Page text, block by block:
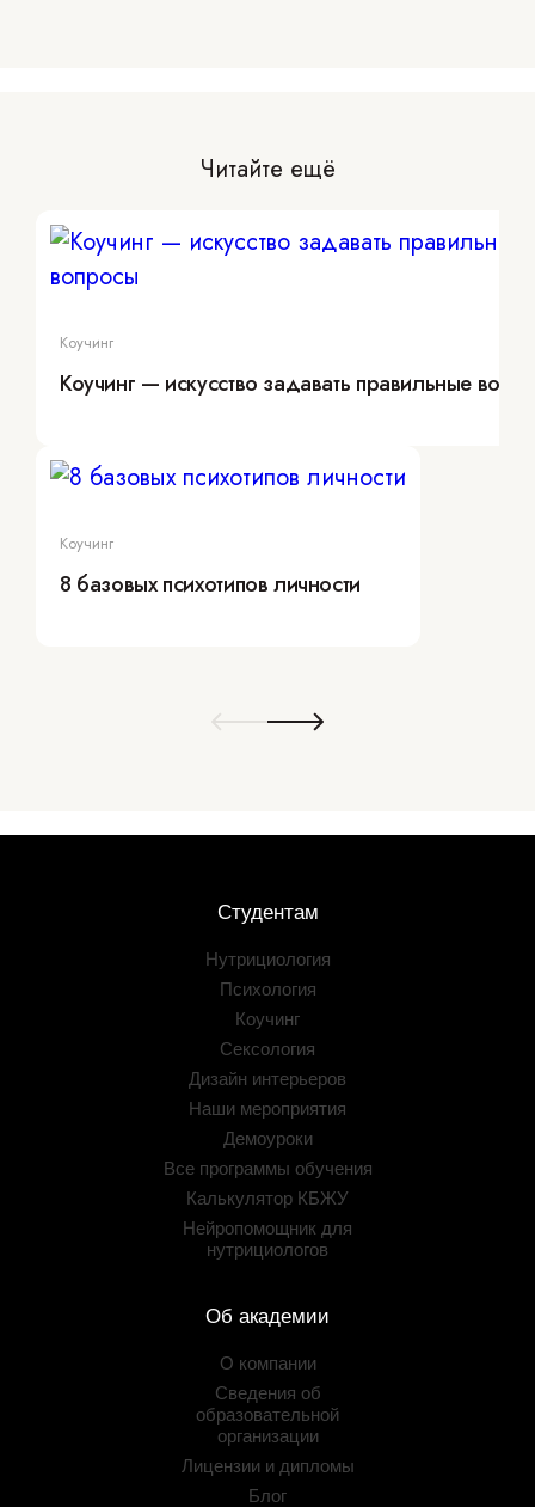
Читайте ещё
Коучинг
Коучинг — искусство задавать правильные
Коучинг
8 базовых психотипов личности
Студентам
Нутрициология
Психология
Коучинг
Сексология
Дизайн интерьеров
Наши мероприятия
Демоуроки
Все программы обучения
Калькулятор КБЖУ
Нейропомощник для
нутрициологов
Об академии
О компании
Сведения об
образовательной
организации
Лицензии и дипломы
Блог